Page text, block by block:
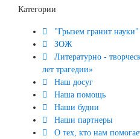
Категории
"Грызем гранит науки"
ЗОЖ
Литературно -
лет трагедии»
Наш досуг
Наша помощь
Наши будни
Наши партнеры
О тех, кто нам